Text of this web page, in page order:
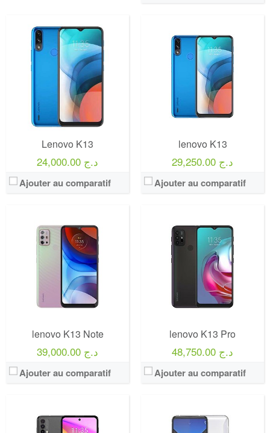
Lenovo K13
24,000.00 د.ج
Ajouter au comparatif
lenovo K13
29,250.00 د.ج
Ajouter au comparatif
lenovo K13 Note
39,000.00 د.ج
Ajouter au comparatif
lenovo K13 Pro
48,750.00 د.ج
Ajouter au comparatif